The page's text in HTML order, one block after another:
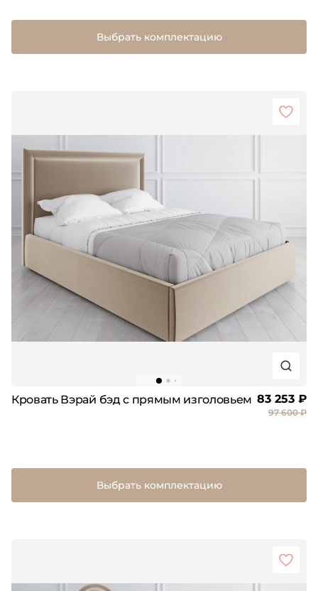
Выбрать комплектацию
Кровать Вэрай бэд с прямым изголовьем 83 253 ₽
97 600 ₽
Выбрать комплектацию